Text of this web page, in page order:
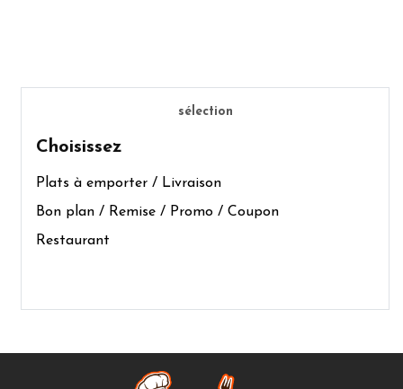
sélection
Choisissez
Plats à emporter / Livraison
Bon plan / Remise / Promo / Coupon
Restaurant